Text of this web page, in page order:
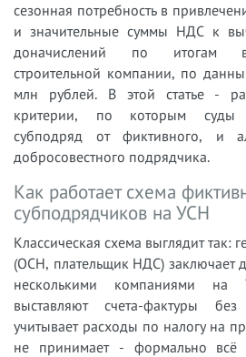
сезонная потребность в
и значительные суммы НДС к
доначислений по итогам
строительной компании, по
млн рублей. В этой статье -
критерии, по которым суды
субподряд от фиктивного, и
добросовестного подрядчика.
Как работает схема
субподрядчиков на УСН
Классическая схема выглядит так:
(ОСН, плательщик НДС) заключает
несколькими компаниями на
выставляют счета-фактуры
учитывает расходы по налогу на
не принимает - формально всё